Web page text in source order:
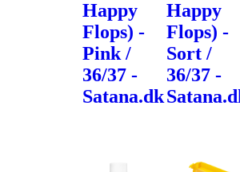
Happy
Flops) -
Pink /
36/37 -
Satana.dk
Happy
Flops) -
Sort /
36/37 -